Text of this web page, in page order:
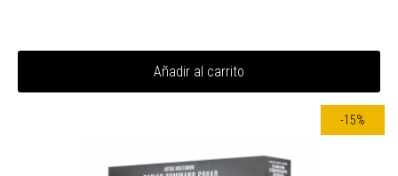
Añadir al carrito
-15%